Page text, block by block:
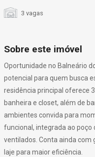
3 vagas
Sobre este imóvel
Oportunidade no Balneário
potencial para quem busca
residência principal oferece
banheira e closet, além de
ambientes convida para
funcional, integrada ao poço
ventilados. Conta ainda com
laje para maior eficiência.